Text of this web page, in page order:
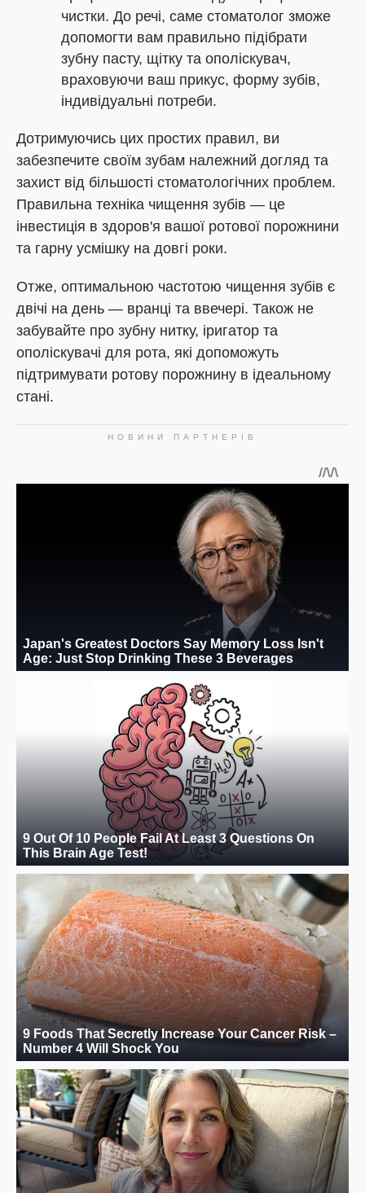
чистки. До речі, саме стоматолог зможе
допомогти вам правильно підібрати
зубну пасту, щітку та ополіскувач,
враховуючи ваш прикус, форму зубів,
індивідуальні потреби.
Дотримуючись цих простих правил, ви
забезпечите своїм зубам належний догляд та
захист від більшості стоматологічних проблем.
Правильна техніка чищення зубів — це
інвестиція в здоров'я вашої ротової порожнини
та гарну усмішку на довгі роки.
Отже, оптимальною частотою чищення зубів є
двічі на день — вранці та ввечері. Також не
забувайте про зубну нитку, іригатор та
ополіскувачі для рота, які допоможуть
підтримувати ротову порожнину в ідеальному
стані.